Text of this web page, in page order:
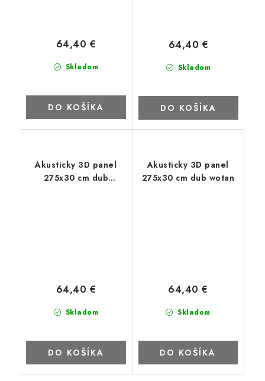
Skladom
64,40 €
DO KOŠÍKA
Skladom
64,40 €
DO KOŠÍKA
Akusticky 3D panel
275x30 cm dub
Skladom
64,40 €
DO KOŠÍKA
Akusticky 3D panel
275x30 cm dub wotan
Skladom
64,40 €
DO KOŠÍKA